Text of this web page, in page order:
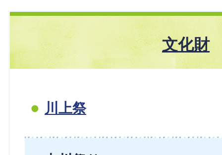
文化財
川上祭